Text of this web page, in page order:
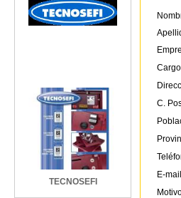
TECNOSEFI
C.
E-